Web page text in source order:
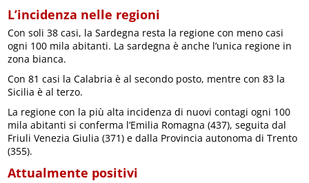
L’incidenza nelle regioni
Con soli 38 casi, la Sardegna resta la regione con meno casi
ogni 100 mila abitanti. La sardegna è anche l’unica regione in
zona bianca.
Con 81 casi la Calabria è al secondo posto, mentre con 83 la
Sicilia è al terzo.
La regione con la più alta incidenza di nuovi contagi ogni 100
mila abitanti si conferma l’Emilia Romagna (437), seguita dal
Friuli Venezia Giulia (371) e dalla Provincia autonoma di Trento
(355).
Attualmente positivi